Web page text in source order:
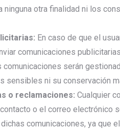
otra finalidad ni los
En caso de que el
comunicaciones
serán
sensibles ni su conservación
o reclamaciones: Cualquier
o el correo electrónico
comunicaciones, ya que